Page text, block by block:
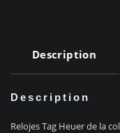
Description
Description
Relojes Tag Heuer de la